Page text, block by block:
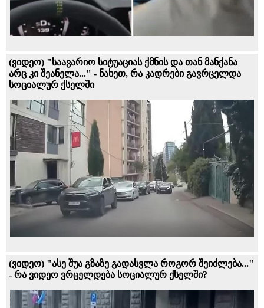
(ვიდეო) "საავარიო სიტუაციას ქმნის და თან მანქანა
არც კი შეანელა..." - ნახეთ, რა კადრები გავრცელდა
სოციალურ ქსელში
(ვიდეო) "ასე შუა გზაზე გადასვლა როგორ შეიძლება..."
- რა ვიდეო ვრცელდება სოციალურ ქსელში?